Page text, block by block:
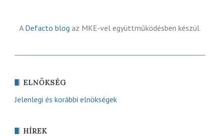
A Defacto blog az MKE-vel együttműködésben készül.
ELNÖKSÉG
Jelenlegi és korábbi elnökségek
HÍREK